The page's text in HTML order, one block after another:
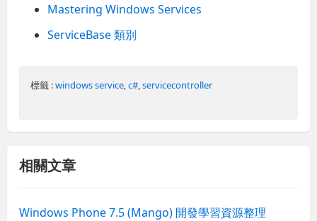
Mastering Windows Services
ServiceBase 類別
標籤 :windows service ,c# ,servicecontroller
相關文章
Windows Phone 7.5 (Mango) 開發學習資源整理